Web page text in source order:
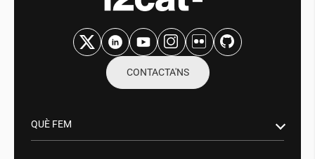
CONTACTA'NS
QUÈ FEM